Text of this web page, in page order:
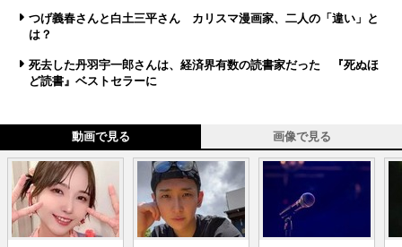
つげ義春さんと白土三平さん カリスマ漫画家、二人の「違い」と
は？
死去した丹羽宇一郎さんは、経済界有数の読書家だった 『死ぬほ
ど読書』ベストセラーに
動画で見る 画像で見る